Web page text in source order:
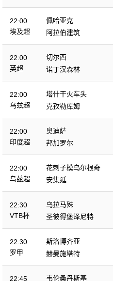
22:00
埃及超
佩哈亚克
阿拉伯建筑
22:00
英超
切尔西
诺丁汉森林
22:00
乌兹超
塔什干火车头
克孜勒库姆
22:00
印度超
奥迪萨
邦加罗尔
22:00
乌兹超
花刺子模乌尔根奇
安集延
22:30
VTB杯
乌拉马殊
圣彼得堡泽尼特
22:30
罗甲
斯洛博齐亚
赫曼施塔特
22:45
韦伦桑丹斯基